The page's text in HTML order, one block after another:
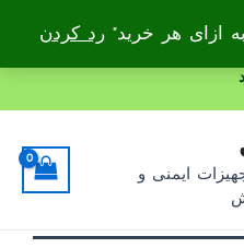
ازای هر خرید"رد کردن
ایمنی و